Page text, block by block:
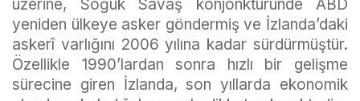
üzerine, Soğuk Savaş konjonktüründe ABD
yeniden ülkeye asker göndermiş ve İzlanda’daki
askerî varlığını 2006 yılına kadar sürdürmüştür.
Özellikle 1990’lardan sonra hızlı bir gelişme
sürecine giren İzlanda, son yıllarda ekonomik